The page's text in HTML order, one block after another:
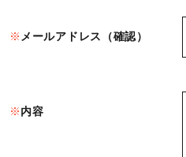
メールアドレス（確認）
内容